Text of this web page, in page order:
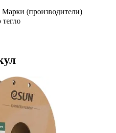
Марки (производители)